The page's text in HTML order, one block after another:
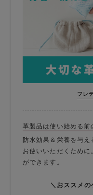
フレ
革製品は使い始める前
防水効果＆栄養を与え
お使いいただくため
ができます。
＼おススメ